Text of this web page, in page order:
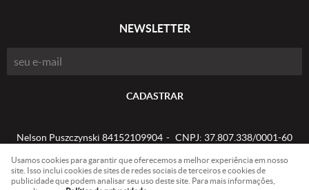
NEWSLETTER
CADASTRAR
Nelson Puszczynski 84152109904 CNPJ: 37.807.338/0001-60
LOJA VIRTUAL CRIADA POR
Usamos cookies para garantir que oferecemos a melhor experiência em nosso
site. Isso inclui cookies de sites de redes sociais de terceiros e cookies de
publicidade que podem analisar seu uso deste site. Para mais informações,